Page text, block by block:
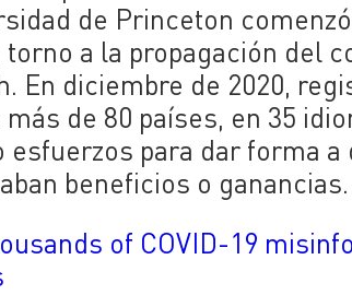
de Princeton
a la propagación del
En diciembre de 2020,
de 80 países, en 35
esfuerzos para dar forma
beneficios o ganancias.
of COVID-19